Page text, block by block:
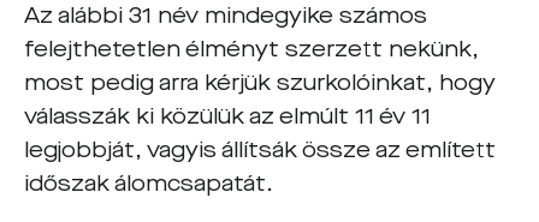
Az alábbi 31 név mindegyike számos
felejthetetlen élményt szerzett nekünk,
most pedig arra kérjük szurkolóinkat, hogy
válasszák ki közülük az elmúlt 11 év 11
legjobbját, vagyis állítsák össze az említett
időszak álomcsapatát.